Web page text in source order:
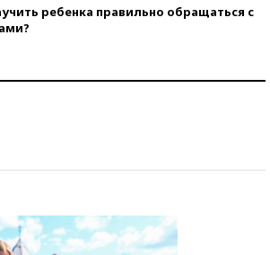
ребенка правильно обращаться с